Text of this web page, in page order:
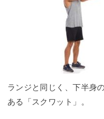
ランジと同じく、下半身
ある「スクワット」。